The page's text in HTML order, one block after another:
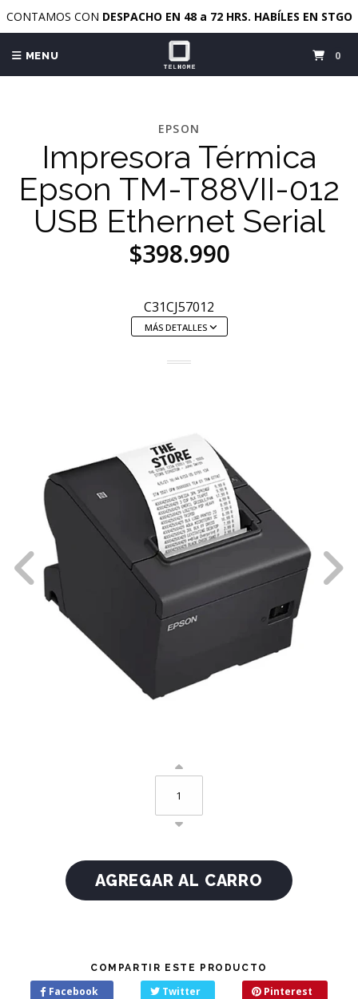
CONTAMOS CON DESPACHO EN 48 a 72 HRS. HABÍLES EN STGO
MENU 0
EPSON
Impresora Térmica
Epson TM-T88VII-012
USB Ethernet Serial
$398.990
C31CJ57012
MÁS DETALLES
COMPARTIR ESTE PRODUCTO
Facebook Twitter Pinterest